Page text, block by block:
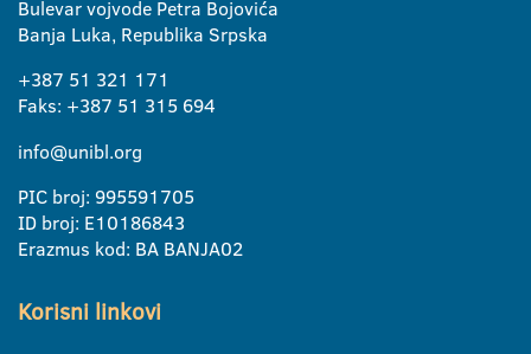
Bulevar vojvode Petra Bojovića
Banja Luka, Republika Srpska
+387 51 321 171
Faks: +387 51 315 694
info@unibl.org
PIC broj: 995591705
ID broj: E10186843
Erazmus kod: BA BANJA02
Korisni linkovi